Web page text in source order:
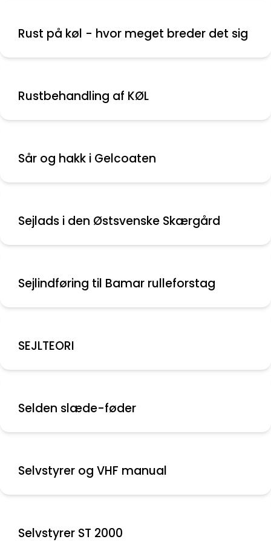
Rust på køl - hvor meget breder det sig
Rustbehandling af KØL
Sår og hakk i Gelcoaten
Sejlads i den Østsvenske Skærgård
Sejlindføring til Bamar rulleforstag
SEJLTEORI
Selden slæde-føder
Selvstyrer og VHF manual
Selvstyrer ST 2000